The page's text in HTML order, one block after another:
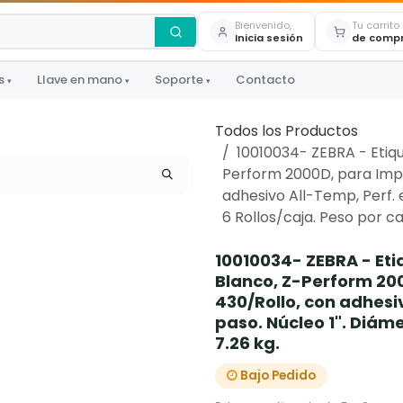
Bienvenido,
Inicia sesión
Tu carrito
de
▾ Llave en mano ▾ Soporte ▾ Contacto
Todos los Productos
10010034- ZEBRA -
Perform 2000D, para
adhesivo All-Temp, Perf.
6 Rollos/caja. Peso por
10010034- ZEBRA -
Blanco, Z-Perform
430/Rollo, con
paso. Núcleo 1".
7.26 kg.
Bajo Pedido